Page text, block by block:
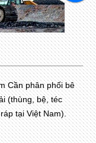
Cần phân phối bê
(thùng, bệ, téc
tại Việt Nam).